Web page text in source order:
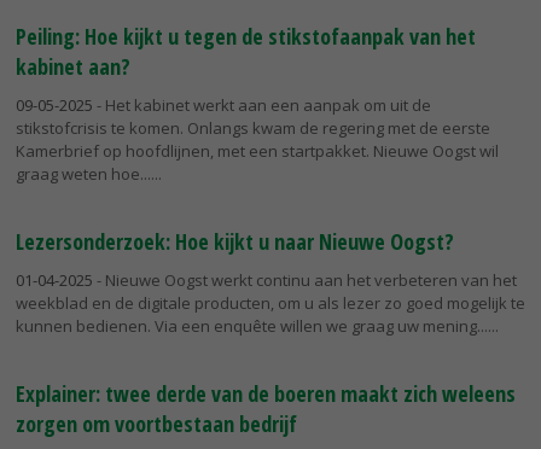
Peiling: Hoe kijkt u tegen de stikstofaanpak van het
kabinet aan?
09-05-2025 - Het kabinet werkt aan een aanpak om uit de
stikstofcrisis te komen. Onlangs kwam de regering met de eerste
Kamerbrief op hoofdlijnen, met een startpakket. Nieuwe Oogst wil
graag weten hoe...
Lezersonderzoek: Hoe kijkt u naar Nieuwe Oogst?
01-04-2025 - Nieuwe Oogst werkt continu aan het verbeteren van het
weekblad en de digitale producten, om u als lezer zo goed mogelijk te
kunnen bedienen. Via een enquête willen we graag uw mening...
Explainer: twee derde van de boeren maakt zich weleens
zorgen om voortbestaan bedrijf